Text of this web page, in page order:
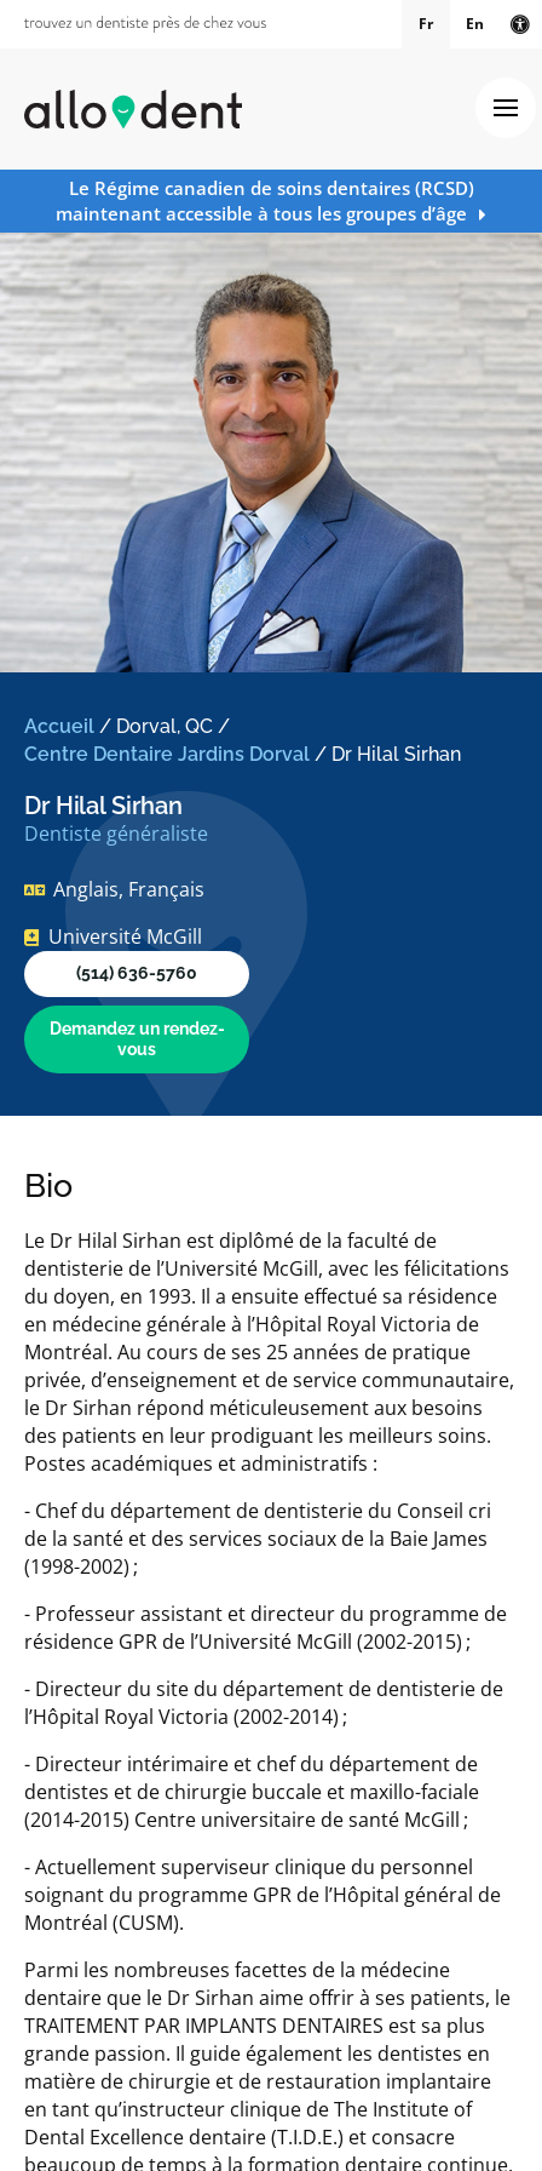
Fr En
Le Régime canadien de soins dentaires (RCSD)
maintenant accessible à tous les groupes d’âge
Accueil / Dorval, QC /
Centre Dentaire Jardins Dorval / Dr Hilal Sirhan
Dr Hilal Sirhan
Dentiste généraliste
Anglais, Français
Université McGill
(514) 636-5760
Demandez un rendez-
vous
Bio
Le Dr Hilal Sirhan est diplômé de la faculté de
dentisterie de l’Université McGill, avec les félicitations
du doyen, en 1993. Il a ensuite effectué sa résidence
en médecine générale à l’Hôpital Royal Victoria de
Montréal. Au cours de ses 25 années de pratique
privée, d’enseignement et de service communautaire,
le Dr Sirhan répond méticuleusement aux besoins
des patients en leur prodiguant les meilleurs soins.
Postes académiques et administratifs :
- Chef du département de dentisterie du Conseil cri
de la santé et des services sociaux de la Baie James
(1998-2002) ;
- Professeur assistant et directeur du programme de
résidence GPR de l’Université McGill (2002-2015) ;
- Directeur du site du département de dentisterie de
l’Hôpital Royal Victoria (2002-2014) ;
- Directeur intérimaire et chef du département de
dentistes et de chirurgie buccale et maxillo-faciale
(2014-2015) Centre universitaire de santé McGill ;
- Actuellement superviseur clinique du personnel
soignant du programme GPR de l’Hôpital général de
Montréal (CUSM).
Parmi les nombreuses facettes de la médecine
dentaire que le Dr Sirhan aime offrir à ses patients, le
TRAITEMENT PAR IMPLANTS DENTAIRES est sa plus
grande passion. Il guide également les dentistes en
matière de chirurgie et de restauration implantaire
en tant qu’instructeur clinique de The Institute of
Dental Excellence dentaire (T.I.D.E.) et consacre
beaucoup de temps à la formation dentaire continue.